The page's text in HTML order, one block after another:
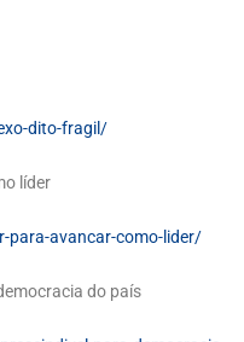
dito-fragil/
líder
para-avancar-como-lider/
do país